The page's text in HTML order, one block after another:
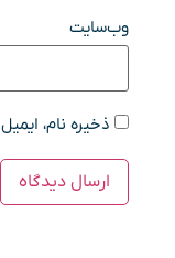
وب‌سایت
ذخیره نام،